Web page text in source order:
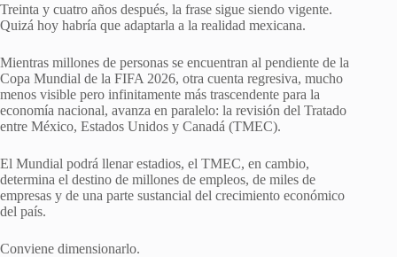
Treinta y cuatro años después, la frase sigue siendo vigente.
Quizá hoy habría que adaptarla a la realidad mexicana.
Mientras millones de personas se encuentran al pendiente de la
Copa Mundial de la FIFA 2026, otra cuenta regresiva, mucho
menos visible pero infinitamente más trascendente para la
economía nacional, avanza en paralelo: la revisión del Tratado
entre México, Estados Unidos y Canadá (TMEC).
El Mundial podrá llenar estadios, el TMEC, en cambio,
determina el destino de millones de empleos, de miles de
empresas y de una parte sustancial del crecimiento económico
del país.
Conviene dimensionarlo.